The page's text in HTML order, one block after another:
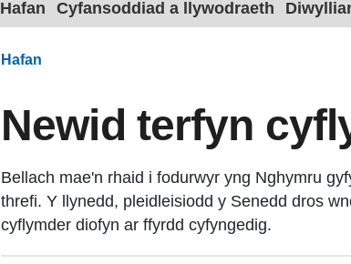
Hafan Cyfansoddiad a llywodraeth
Hafan
Newid terfyn
Bellach mae'n rhaid i fodurwyr yng Nghymru
threfi. Y llynedd, pleidleisiodd y Senedd dros
cyflymder diofyn ar ffyrdd cyfyngedig.